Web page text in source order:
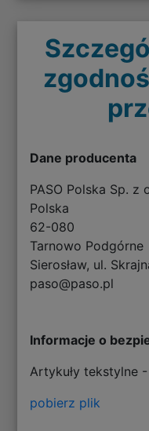
Dane producenta
PASO Polska Sp. z
Polska
62-080
Tarnowo Podgórne
Sierosław, ul.
paso@paso.pl
Informacje o
Artykuły tekstylne -
pobierz plik